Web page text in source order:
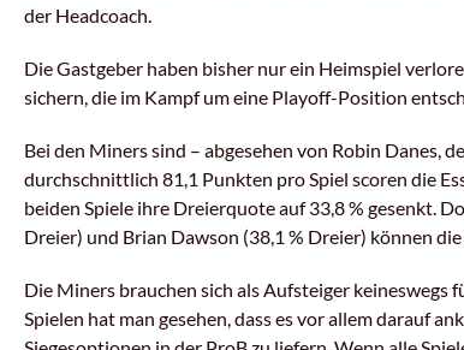
der Headcoach.
Die Gastgeber haben bisher nur ein Heimspiel
sichern, die im Kampf um eine Playoff-Position
Bei den Miners sind – abgesehen von Robin Danes,
durchschnittlich 81,1 Punkten pro Spiel scoren die
beiden Spiele ihre Dreierquote auf 33,8 % gesenkt.
Dreier) und Brian Dawson (38,1 % Dreier) können
Die Miners brauchen sich als Aufsteiger keineswegs
Spielen hat man gesehen, dass es vor allem darauf